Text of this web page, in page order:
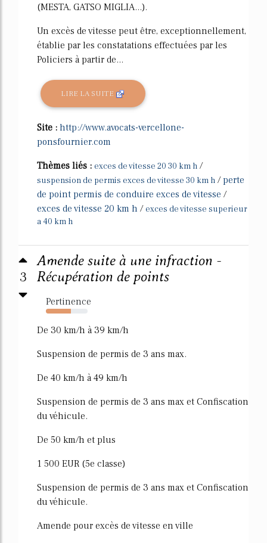
(MESTA, GATSO MIGLIA...).
Un excès de vitesse peut être, exceptionnellement,
établie par les constatations effectuées par les
Policiers à partir de...
LIRE LA SUITE
Site : http://www.avocats-vercellone-
ponsfournier.com
Thèmes liés : exces de vitesse 20 30 km h /
suspension de permis exces de vitesse 30 km h /perte
de point permis de conduire exces de vitesse /
exces de vitesse 20 km h / exces de vitesse superieur
a 40 km h
3
Amende suite à une infraction -
Récupération de points
Pertinence
60%
De 30 km/h à 39 km/h
Suspension de permis de 3 ans max.
De 40 km/h à 49 km/h
Suspension de permis de 3 ans max et Confiscation
du véhicule.
De 50 km/h et plus
1 500 EUR (5e classe)
Suspension de permis de 3 ans max et Confiscation
du véhicule.
Amende pour excès de vitesse en ville